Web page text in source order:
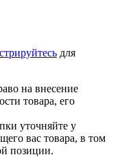
для
на внесение
товара, его
уточняйте у
вас товара, в том
позиции.